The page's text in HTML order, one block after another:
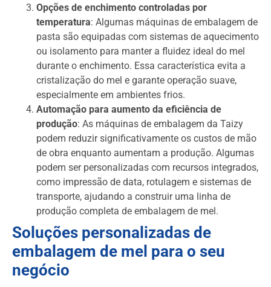
Opções de enchimento controladas por
temperatura: Algumas máquinas de embalagem de
pasta são equipadas com sistemas de aquecimento
ou isolamento para manter a fluidez ideal do mel
durante o enchimento. Essa característica evita a
cristalização do mel e garante operação suave,
especialmente em ambientes frios.
Automação para aumento da eficiência de
produção: As máquinas de embalagem da Taizy
podem reduzir significativamente os custos de mão
de obra enquanto aumentam a produção. Algumas
podem ser personalizadas com recursos integrados,
como impressão de data, rotulagem e sistemas de
transporte, ajudando a construir uma linha de
produção completa de embalagem de mel.
Soluções personalizadas de
embalagem de mel para o seu
negócio